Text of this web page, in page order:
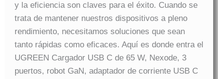
y la eficiencia son claves para el éxito. Cuando se
trata de mantener nuestros dispositivos a pleno
rendimiento, necesitamos soluciones que sean
tanto rápidas como eficaces. Aquí es donde entra el
UGREEN Cargador USB C de 65 W, Nexode, 3
puertos, robot GaN, adaptador de corriente USB C